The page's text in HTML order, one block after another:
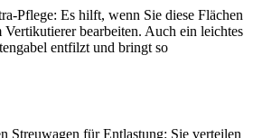
Pflege: Es hilft, wenn Sie diese Flächen
bearbeiten. Auch ein leichtes
entfilzt und bringt so
Streuwagen für Entlastung: Sie verteilen